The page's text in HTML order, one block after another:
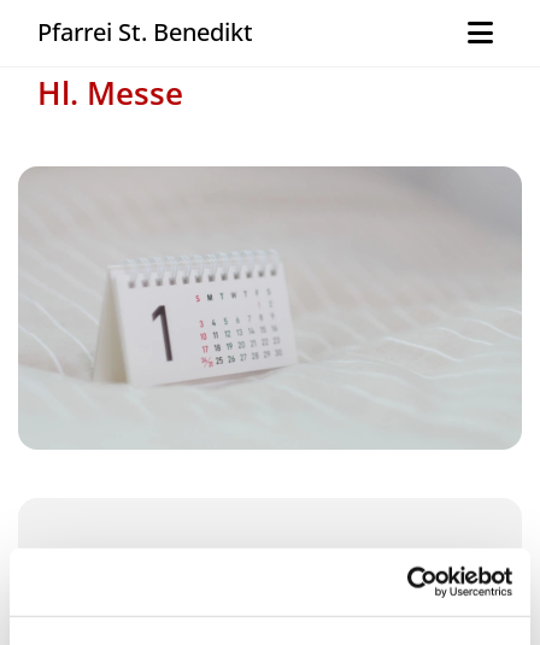
Pfarrei St. Benedikt
Hl. Messe
Sonntag, 24. Januar 2027, 11:30 Uhr